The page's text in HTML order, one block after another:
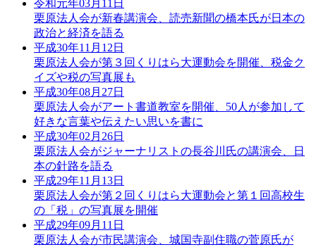
令和元年03月11日
栗原法人会が新春講演会、読売新聞の橋本氏が日本の
政治と経済を語る
平成30年11月12日
栗原法人会が第３回くりはら大運動会を開催、税金ク
イズや税の写真展も
平成30年08月27日
栗原法人会がアート書道教室を開催、50人が参加して
好きな言葉や伝えたい思いを書に
平成30年02月26日
栗原法人会がジャーナリストの長谷川氏の講演会、日
本の針路を語る
平成29年11月13日
栗原法人会が第２回くりはら大運動会と第１回高校生
の「税」の写真展を開催
平成29年09月11日
栗原法人会が市民講演会、城国寺副住職の菅原氏が